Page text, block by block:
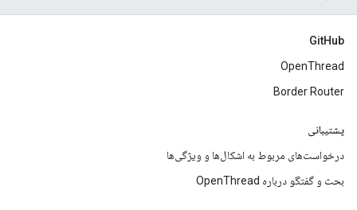
GitHub
OpenThread
Border Router
پشتیبانی
درخواست‌های مربوط به اشکال‌ها و ویژگی‌ها
بحث و گفتگو درباره OpenThread